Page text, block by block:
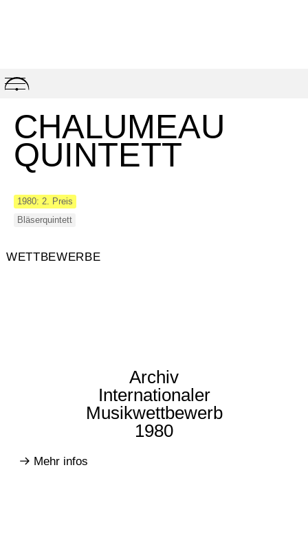
Skip
to
CHALUMEAU
QUINTETT
1980: 2. Preis
Bläserquintett
WETTBEWERBE
Archiv
Internationaler
Musikwettbewerb
1980
Mehr infos